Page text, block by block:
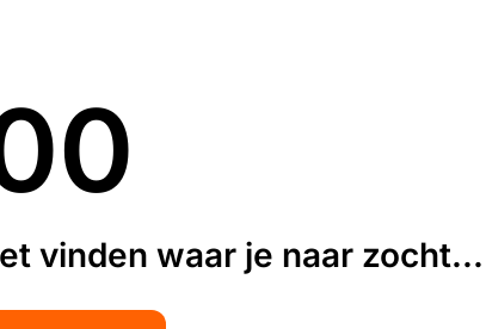
vinden waar je naar zocht...